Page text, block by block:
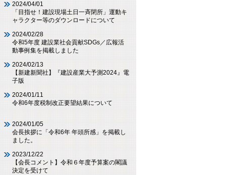
2024/04/01
「目指せ！建設現場土日一斉閉所」運動キ
ャラクター等のダウンロードについて
2024/02/28
令和5年度 建設業社会貢献SDGs／広報活
動事例集を掲載しました
2024/02/13
【新建新聞社】『建設産業大予測2024』電
子版
2024/01/11
令和6年度税制改正要望結果について
2024/01/05
会長挨拶に「令和6年 年頭所感」を掲載し
ました。
2023/12/22
【会長コメント】令和６年度予算案の閣議
決定を受けて